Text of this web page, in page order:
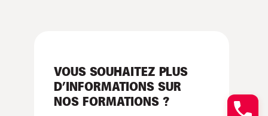
VOUS SOUHAITEZ PLUS
D’INFORMATIONS SUR
NOS FORMATIONS ?